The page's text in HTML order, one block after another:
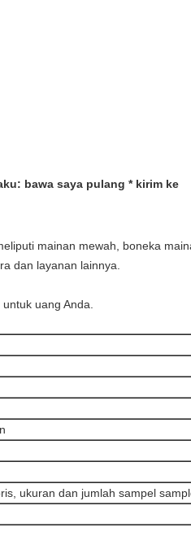
bawa saya pulang * kirim ke
mainan mewah, boneka
dan layanan lainnya.
uang Anda.
ukuran dan jumlah sampel